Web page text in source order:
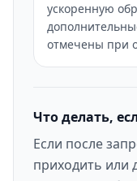
ускоренную
отмечены при
Что делать,
Если после
приходить или